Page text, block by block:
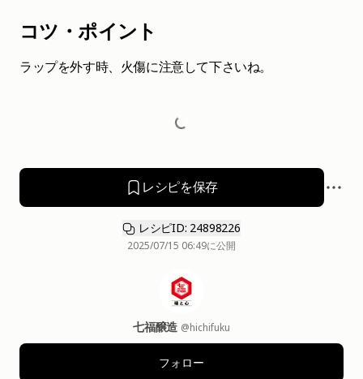
コツ・ポイント
ラップを外す時、火傷に注意して下さいね。
レシピを保存
レシピID: 24898226
七福醸造 @hichifuku
2025/07/15 06:49に公開
フォロー